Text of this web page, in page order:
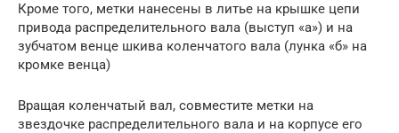
Кроме того, метки нанесены в литье на крышке цепи
привода распределительного вала (выступ «а») и на
зубчатом венце шкива коленчатого вала (лунка «б» на
кромке венца)
Вращая коленчатый вал, совместите метки на
звездочке распределительного вала и на корпусе его